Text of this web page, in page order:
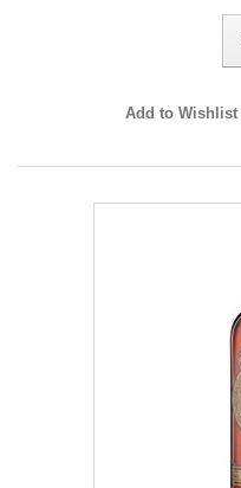
Add to Wishlist